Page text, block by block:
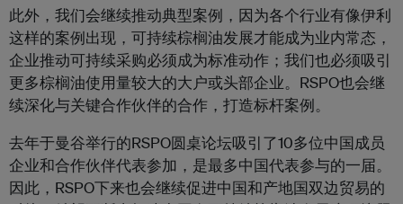
此外，我们会继续推动典型案例，因为各个行业有像伊利
这样的案例出现，可持续棕榈油发展才能成为业内常态，
企业推动可持续采购必须成为标准动作；我们也必须吸引
更多棕榈油使用量较大的大户或头部企业。RSPO也会继
续深化与关键合作伙伴的合作，打造标杆案例。
去年于曼谷举行的RSPO圆桌论坛吸引了10多位中国成员
企业和合作伙伴代表参加，是最多中国代表参与的一届。
因此，RSPO下来也会继续促进中国和产地国双边贸易的